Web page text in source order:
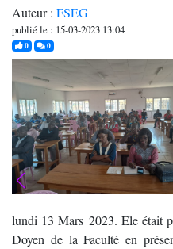
Auteur : FSEG
publié le : 15-03-2023 13:04
0j'aime0commentaires
lundi 13 Mars 2023. Ele était
Doyen de la Faculté en